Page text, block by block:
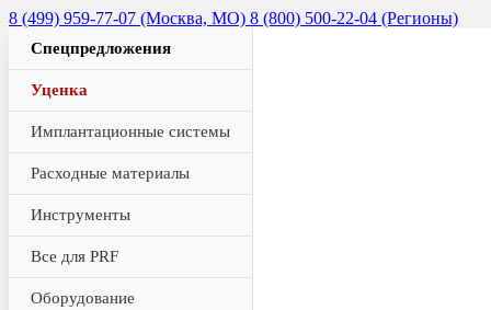
8 (499) 959-77-07 (Москва, МО) 8 (800) 500-22-04 (Регионы)
Спецпредложения
Уценка
Имплантационные системы
Расходные материалы
Инструменты
Все для PRF
Оборудование